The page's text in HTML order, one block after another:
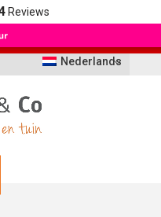
Reviews
Nederlands
worden bestellingen
geleverd i.v.m. vakantie